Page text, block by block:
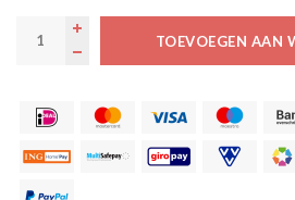
TOEVOEGEN AAN